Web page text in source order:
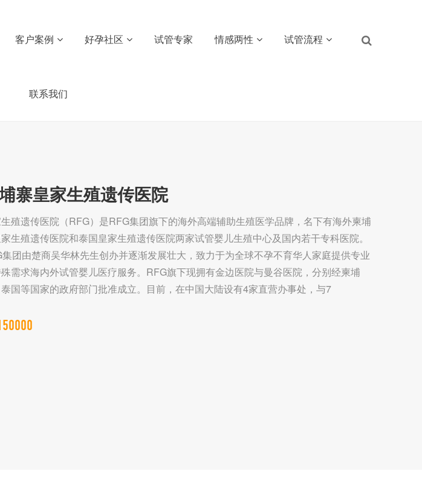
客户案例 好孕社区 试管专家 情感两性 试管流程
联系我们
寨皇家生殖遗传医院
殖遗传医院（RFG）是RFG集团旗下的海外高端辅助生殖医学品牌，名下有海外柬埔
生殖遗传医院和泰国皇家生殖遗传医院两家试管婴儿生殖中心及国内若干专科医院。
集团由楚商吴华林先生创办并逐渐发展壮大，致力于为全球不孕不育华人家庭提供专业
需求海内外试管婴儿医疗服务。RFG旗下现拥有金边医院与曼谷医院，分别经柬埔
国等国家的政府部门批准成立。目前，在中国大陆设有4家直营办事处，与7